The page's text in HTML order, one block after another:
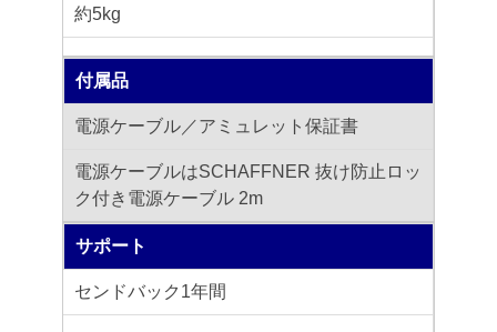
約5kg
付属品
電源ケーブル／アミュレット保証書
電源ケーブルはSCHAFFNER 抜け防止ロッ
ク付き電源ケーブル 2m
サポート
センドバック1年間